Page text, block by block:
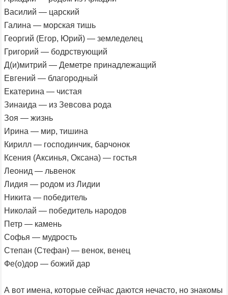
Василий — царский
Галина — морская тишь
Георгий (Егор, Юрий) — земледелец
Григорий — бодрствующий
Д(и)митрий — Деметре принадлежащий
Евгений — благородный
Екатерина — чистая
Зинаида — из Зевсова рода
Зоя — жизнь
Ирина — мир, тишина
Кирилл — господинчик, барчонок
Ксения (Аксинья, Оксана) — гостья
Леонид — львенок
Лидия — родом из Лидии
Никита — победитель
Николай — победитель народов
Петр — камень
Софья — мудрость
Степан (Стефан) — венок, венец
Фе(о)дор — божий дар
А вот имена, которые сейчас даются нечасто, но знакомы